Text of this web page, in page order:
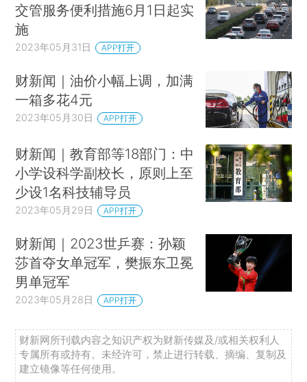
交管服务便利措施6月1日起实
施
2023年05月31日 APP打开
财新闻｜油价小幅上调，加满
一箱多花4元
2023年05月30日 APP打开
财新闻｜教育部等18部门：中
小学设科学副校长，原则上至
少设1名科技辅导员
2023年05月29日 APP打开
财新闻｜2023世乒赛：孙颖
莎首夺女单冠军，樊振东卫冕
男单冠军
2023年05月28日 APP打开
财新网所刊载内容之知识产权为财新传媒及/或相关权利人
专属所有或持有。未经许可，禁止进行转载、摘编、复制及
建立镜像等任何使用。